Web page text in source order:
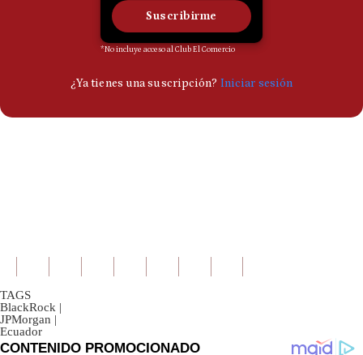
TAGS
BlackRock |
JPMorgan |
Ecuador